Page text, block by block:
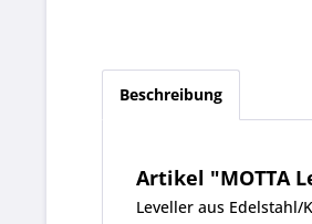
Beschreibung
Artikel "MOTTA
Leveller aus Edelstahl/